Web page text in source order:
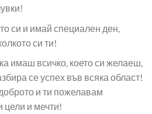
си и имай специален ден,
си ти!
имаш всичко, което си желаеш,
се успех във всяка област!
и ти пожелавам
цели и мечти!